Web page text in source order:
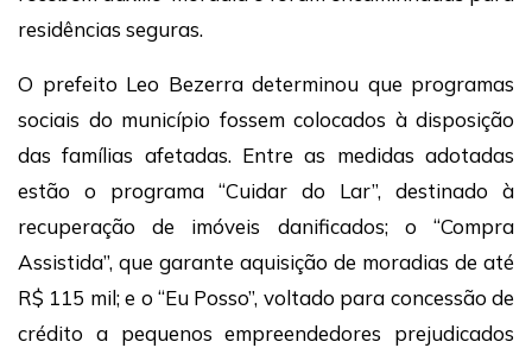
residências seguras.
O prefeito Leo Bezerra determinou que programas
sociais do município fossem colocados à disposição
das famílias afetadas. Entre as medidas adotadas
estão o programa “Cuidar do Lar”, destinado à
recuperação de imóveis danificados; o “Compra
Assistida”, que garante aquisição de moradias de até
R$ 115 mil; e o “Eu Posso”, voltado para concessão de
crédito a pequenos empreendedores prejudicados